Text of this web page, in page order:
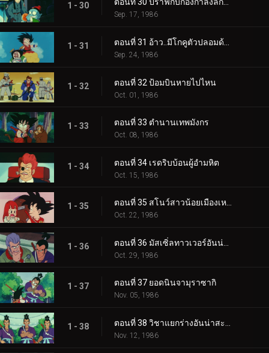
1 - 30 ตอนที่ 30 ปิราฟกับกองกำลังลึกลับ
Sep. 17, 1986
1 - 31
Sep. 24, 1986
1 - 32 ตอนที่ 32 ป้อมบินหายไปไหน
Oct. 01, 1986
1 - 33 ตอนที่ 33 ตำนานเทพมังกร
Oct. 08, 1986
1 - 34 ตอนที่ 34 เรดริบบ้อนผู้อำมหิต
Oct. 15, 1986
1 - 35 ตอนที่ 35 สโนว์สาวน้อยเมืองเหนือ
Oct. 22, 1986
1 - 36
Oct. 29, 1986
1 - 37 ตอนที่ 37 ยอดนินจามุราซากิ
Nov. 05, 1986
1 - 38
Nov. 12, 1986